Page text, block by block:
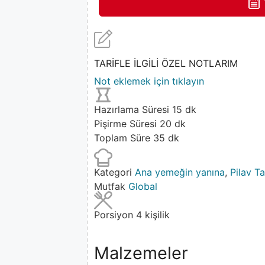
TARİFLE İLGİLİ ÖZEL NOTLARIM
Not eklemek için tıklayın
Hazırlama Süresi 15 dk
Pişirme Süresi 20 dk
Toplam Süre 35 dk
Kategori Ana yemeğin yanına, Pilav
Mutfak Global
Porsiyon 4 kişilik
Malzemeler